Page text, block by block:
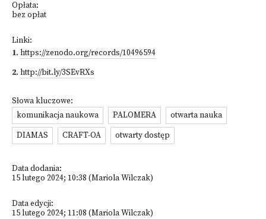
Opłata:
bez opłat
Linki:
1. https://zenodo.org/records/10496594
2. http://bit.ly/3SEvRXs
Słowa kluczowe:
komunikacja naukowa
PALOMERA
otwarta nauka
DIAMAS
CRAFT-OA otwarty dostęp
Data dodania:
15 lutego 2024; 10:38 (Mariola Wilczak)
Data edycji:
15 lutego 2024; 11:08 (Mariola Wilczak)